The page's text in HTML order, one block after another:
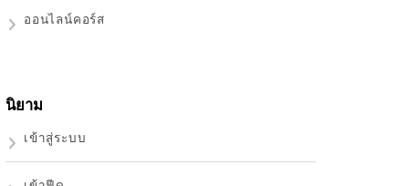
ออนไลน์คอร์ส
นิยาม
เข้าสู่ระบบ